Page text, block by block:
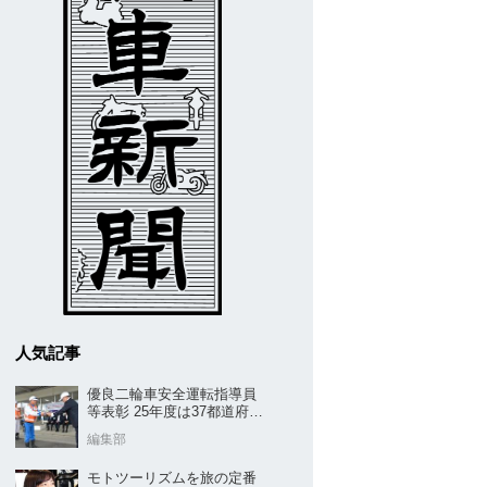
人気記事
優良二輪車安全運転指導員
等表彰 25年度は37都道府県
編集部
モトツーリズムを旅の定番